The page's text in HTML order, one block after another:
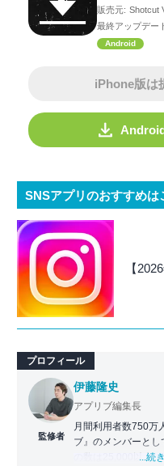
販売元: Shotcut
最終アップデー
Android
iPhone版は
SNSアプリのおすすめは
【
プロフィール
監修者
伊藤隆史
アプリブ編集長
月間利用者数750万
ブ』のメンバーと
の数は25,000以上
...続